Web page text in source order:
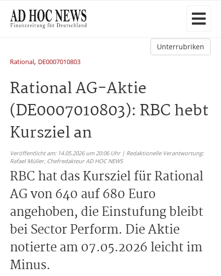
Unterrubriken
Rational, DE0007010803
Rational AG-Aktie
(DE0007010803): RBC hebt
Kursziel an
Veröffentlicht am: 14.05.2026 um 20:06 Uhr | Redaktionelle Verantwortung:
Rafael Müller, Chefredakteur AD HOC NEWS
RBC hat das Kursziel für Rational
AG von 640 auf 680 Euro
angehoben, die Einstufung bleibt
bei Sector Perform. Die Aktie
notierte am 07.05.2026 leicht im
Minus.